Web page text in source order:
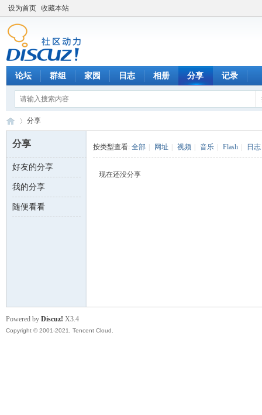
设为首页 收藏本站
论坛 群组 家园 日志 相册 分享 记录
数 ›
分享
分享
好友的分享
我的分享
随便看看
按类型查看: 全部 网址 视频 音乐 Flash 日志
现在还没分享
Powered by Discuz! X3.4
Copyright © 2001-2021, Tencent Cloud.